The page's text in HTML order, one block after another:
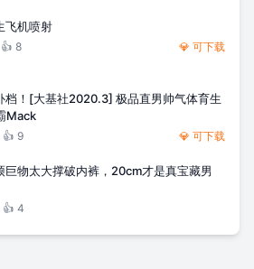
飞机喷射
👍 8 💎 可下载
档！[大基社2020.3] 极品直男帅气体育生
Mack
👍 9 💎 可下载
巨物太大撑破内裤，20cm才是真宝藏男
👍 4